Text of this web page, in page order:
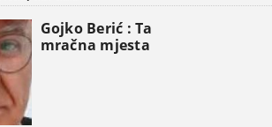
Gaze
Gojko Berić : Ta
mračna mjesta